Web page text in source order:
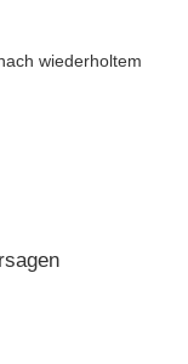
wiederholtem